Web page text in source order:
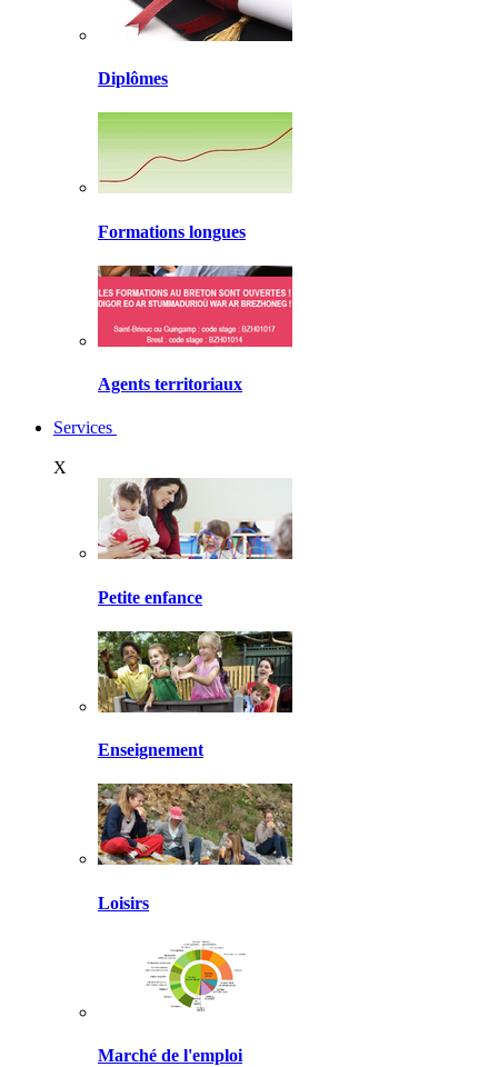
Diplômes
Formations longues
Agents territoriaux
Services
X
Petite enfance
Enseignement
Loisirs
Marché de l'emploi